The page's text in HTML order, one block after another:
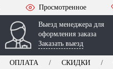
Просмотренное
Выезд менеджера для
оформления заказа
Заказать выезд
ОПЛАТА СКИДКИ